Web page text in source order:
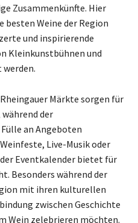
Zusammenkünfte. Hier
besten Weine der Region
und inspirierende
Kleinkunstbühnen und
Märkte sorgen für
der
an Angeboten
Live-Musik oder
Eventkalender bietet für
Besonders während der
mit ihren kulturellen
zwischen Geschichte
Wein zelebrieren möchten.